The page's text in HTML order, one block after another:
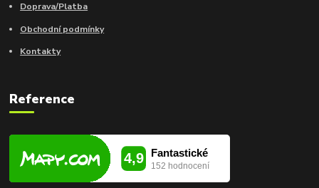
Doprava/Platba
Obchodní podmínky
Kontakty
Reference